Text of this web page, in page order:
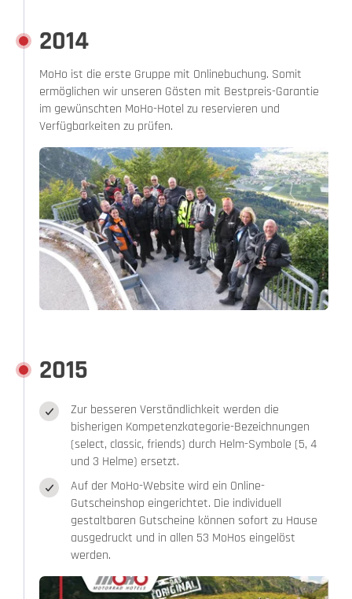
2014
MoHo ist die erste Gruppe mit Onlinebuchung. Somit
ermöglichen wir unseren Gästen mit Bestpreis-Garantie
im gewünschten MoHo-Hotel zu reservieren und
Verfügbarkeiten zu prüfen.
2015
Zur besseren Verständlichkeit werden die
bisherigen Kompetenzkategorie-Bezeichnungen
(select, classic, friends) durch Helm-Symbole (5, 4
und 3 Helme) ersetzt.
Auf der MoHo-Website wird ein Online-
Gutscheinshop eingerichtet. Die individuell
gestaltbaren Gutscheine können sofort zu Hause
ausgedruckt und in allen 53 MoHos eingelöst
werden.